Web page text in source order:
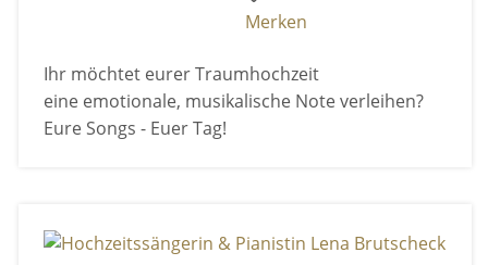
Merken
Ihr möchtet eurer Traumhochzeit
eine emotionale, musikalische Note verleihen?
Eure Songs - Euer Tag!